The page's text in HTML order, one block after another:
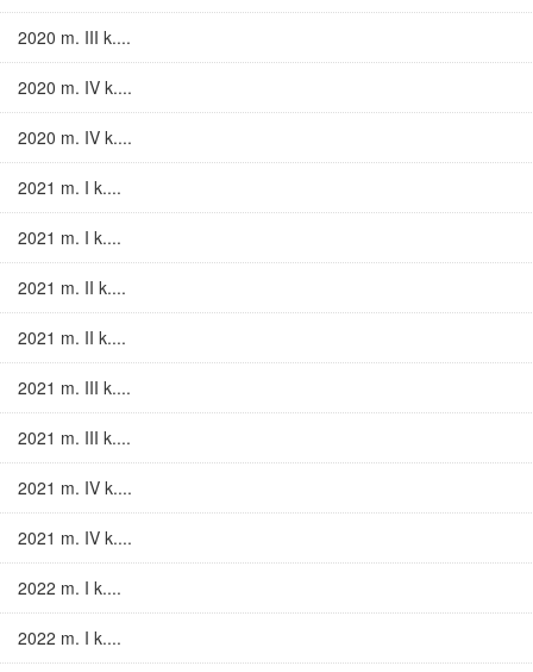
2020 m. III k....
2020 m. IV k....
2020 m. IV k....
2021 m. I k....
2021 m. I k....
2021 m. II k....
2021 m. II k....
2021 m. III k....
2021 m. III k....
2021 m. IV k....
2021 m. IV k....
2022 m. I k....
2022 m. I k....